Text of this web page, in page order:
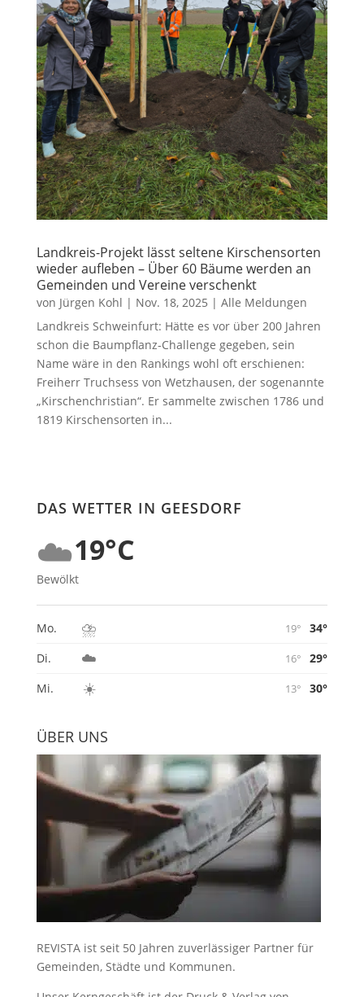
Landkreis-Projekt lässt seltene Kirschensorten
wieder aufleben – Über 60 Bäume werden an
Gemeinden und Vereine verschenkt
von Jürgen Kohl | Nov. 18, 2025 | Alle Meldungen
Landkreis Schweinfurt: Hätte es vor über 200 Jahren
schon die Baumpflanz-Challenge gegeben, sein
Name wäre in den Rankings wohl oft erschienen:
Freiherr Truchsess von Wetzhausen, der sogenannte
„Kirschenchristian“. Er sammelte zwischen 1786 und
1819 Kirschensorten in...
DAS WETTER IN GEESDORF
☁️19°C
Bewölkt
Mo. ⛈️ 19°
34°
Di.
☁️ 16°
29°
Mi.
☀️ 13° 30°
ÜBER UNS
REVISTA ist seit 50 Jahren zuverlässiger Partner für
Gemeinden, Städte und Kommunen.